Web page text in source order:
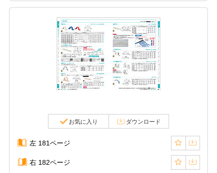
お気に入り ダウンロード
左 181ページ
右 182ページ